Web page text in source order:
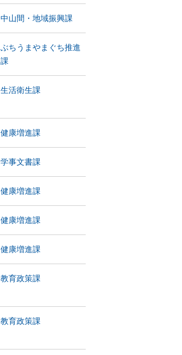
中山間・地域振興課
ぶちうまやまぐち推進
課
生活衛生課
健康増進課
学事文書課
健康増進課
健康増進課
健康増進課
教育政策課
教育政策課